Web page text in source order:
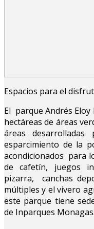
Espacios para el
El parque Andrés Eloy
hectáreas de áreas
áreas
esparcimiento de la
acondicionados para
de cafetín, juegos
pizarra, canchas
múltiples y el vivero
este parque tiene
de Inparques Monagas.